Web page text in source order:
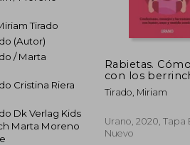
Tirado
(Autor)
Marta Moreno
Rabietas.
con los
no morir en el
Tirado, Miriam
Urano, 2020, Tapa
Nuevo